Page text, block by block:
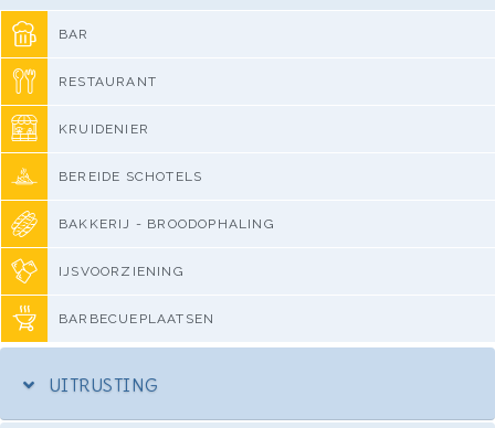
BAR
RESTAURANT
KRUIDENIER
BEREIDE SCHOTELS
BAKKERIJ - BROODOPHALING
IJSVOORZIENING
BARBECUEPLAATSEN
UITRUSTING